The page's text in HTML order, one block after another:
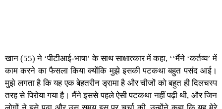
खान (55) ने ‘पीटीआई-भाषा’ के साथ साक्षात्कार में कहा, ‘‘मैंने ‘कर्तव्य’ में
काम करने का फैसला किया क्योंकि मुझे इसकी पटकथा बहुत पसंद आई।
मुझे लगता है कि यह एक बेहतरीन ड्रामा है और चीजों को बहुत ही दिलचस्प
तरह से पिरोया गया है। मैंने इससे पहले ऐसी पटकथा नहीं पढ़ी थी, और जिन